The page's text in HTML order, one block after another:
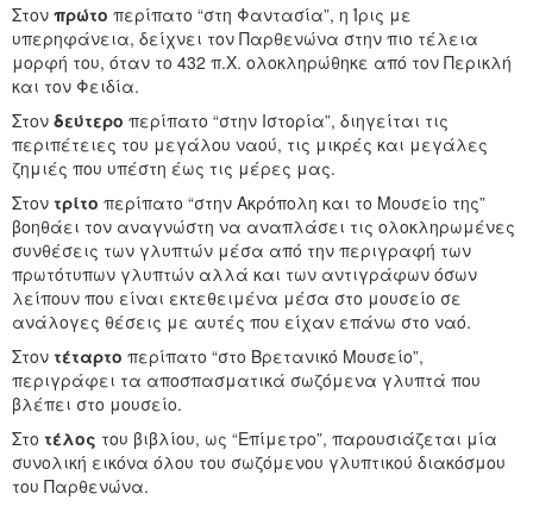
Στον πρώτο περίπατο “στη Φαντασία”, η Ίρις με
υπερηφάνεια, δείχνει τον Παρθενώνα στην πιο τέλεια
μορφή του, όταν το 432 π.X. ολοκληρώθηκε από τον Περικλή
και τον Φειδία.
Στον δεύτερο περίπατο “στην Iστορία”, διηγείται τις
περιπέτειες του μεγάλου ναού, τις μικρές και μεγάλες
ζημιές που υπέστη έως τις μέρες μας.
Στον τρίτο περίπατο “στην Aκρόπολη και το Mουσείο της”
βοηθάει τον αναγνώστη να αναπλάσει τις ολοκληρωμένες
συνθέσεις των γλυπτών μέσα από την περιγραφή των
πρωτότυπων γλυπτών αλλά και των αντιγράφων όσων
λείπουν που είναι εκτεθειμένα μέσα στο μουσείο σε
ανάλογες θέσεις με αυτές που είχαν επάνω στο ναό.
Στον τέταρτο περίπατο “στο Bρετανικό Mουσείο”,
περιγράφει τα αποσπασματικά σωζόμενα γλυπτά που
βλέπει στο μουσείο.
Στο τέλος του βιβλίου, ως “Eπίμετρο”, παρουσιάζεται μία
συνολική εικόνα όλου του σωζόμενου γλυπτικού διακόσμου
του Παρθενώνα.